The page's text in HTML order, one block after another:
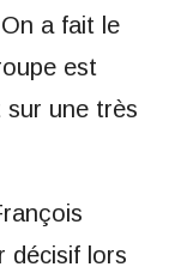
a fait le
est
sur une très
décisif lors